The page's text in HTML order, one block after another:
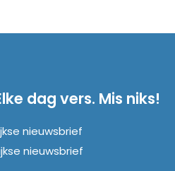
dag vers. Mis niks!
nieuwsbrief
nieuwsbrief